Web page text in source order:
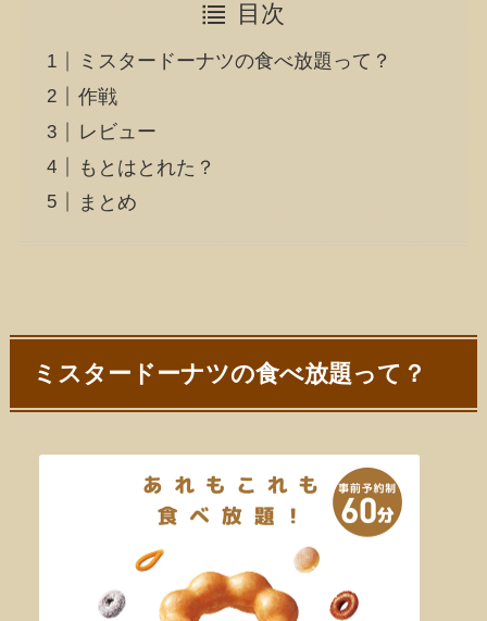
目次
ミスタードーナツの食べ放題って？
作戦
レビュー
もとはとれた？
まとめ
ミスタードーナツの食べ放題って？